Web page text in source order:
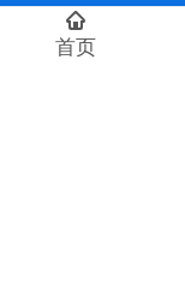
快速导航首页